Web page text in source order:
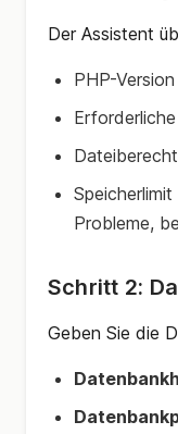
Der Assistent
PHP-Version
Probleme,
Schritt 2:
Geben Sie die